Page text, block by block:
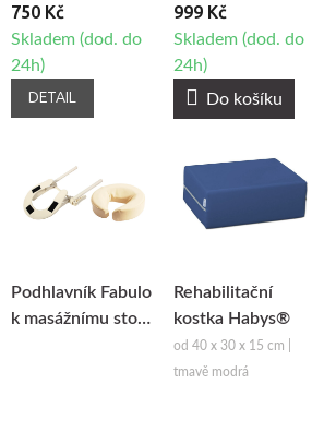
750 Kč
Skladem (dod. do
24h)
DETAIL
999 Kč
Skladem (dod. do
24h)
Do košíku
Podhlavník Fabulo
k masážnímu stolu
Rehabilitační
kostka Habys®
od 40 x 30 x 15 cm |
tmavě modrá